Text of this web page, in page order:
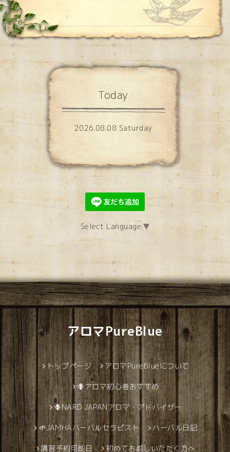
Today
2026.08.08 Saturday
Select Language ▼
アロマPureBlue
トップページ アロマPureBlueについて
🪻アロマ初心者おすすめ
🪻NARD JAPANアロマ・アドバイザー
🌱JAMHAハーバルセラピスト ハーバル日記
講習予約可能日 初めてお越しいただく方へ